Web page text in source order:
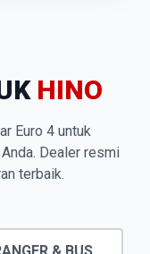
HINO
Euro 4 untuk
Dealer resmi
terbaik.